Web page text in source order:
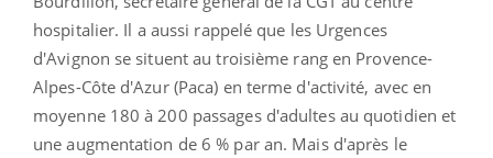
hospitalier. Il a aussi rappelé que les Urgences
d'Avignon se situent au troisième rang en Provence-
Alpes-Côte d'Azur (Paca) en terme d'activité, avec en
moyenne 180 à 200 passages d'adultes au quotidien et
une augmentation de 6 % par an. Mais d'après le